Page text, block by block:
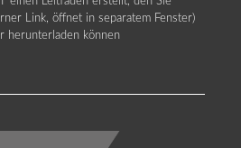
Link, öffnet in separatem Fenster)
herunterladen können